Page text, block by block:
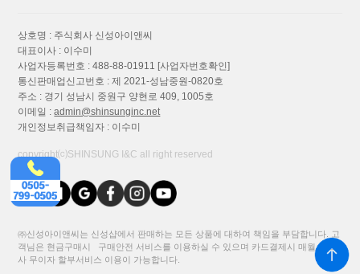
상호명 : 주식회사 신성아이앤씨
대표이사 : 이수미
사업자등록번호 : 488-88-01911 [사업자번호확인]
통신판매업신고번호 : 제 2021-성남중원-0820호
주소 : 경기 성남시 중원구 양현로 409, 1005호
이메일 :admin@shinsunginc.net
개인정보취급책임자 : 이수미
copyright⒞SHINSUNG I&C all right reserved
㈜신성아이앤씨는 신성샵에서 판매하는 모든 상품에 대하여 책임을 부담합니다. 고
객님은 현금구매시 구매안전 서비스를 이용하실 수 있으며 카드결제시 매월 카드
사 무이자 할부서비스 이용이 가능합니다.